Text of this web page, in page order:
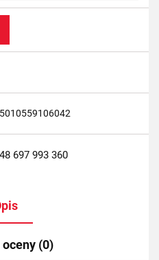
5010559106042
697 993 360
(0)